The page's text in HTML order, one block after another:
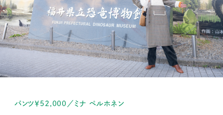
パンツ￥52,000／ミナ ペルホネン